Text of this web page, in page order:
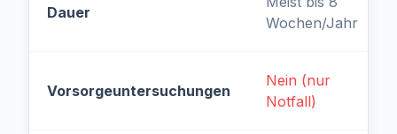
Dauer
Wochen/Jahr
Vorsorgeuntersuchungen
Nein (nur
Notfall)